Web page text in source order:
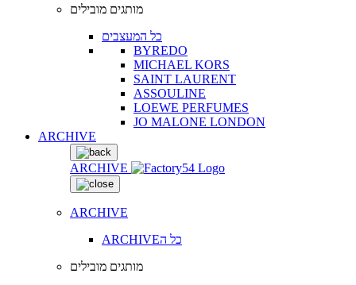
מותגים מובילים
כל המעצבים
BYREDO
MICHAEL KORS
SAINT LAURENT
ASSOULINE
LOEWE PERFUMES
JO MALONE LONDON
ARCHIVE
ARCHIVE
ARCHIVE
ARCHIVEכל ה
מותגים מובילים